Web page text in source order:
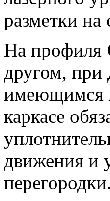
разметки на
На профиля
другом, при
имеющимся
каркасе
движения и
перегородки.